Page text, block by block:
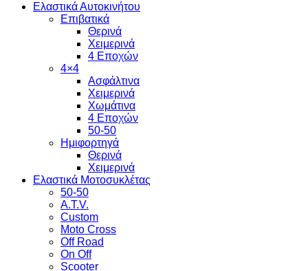
Ελαστικά Αυτοκινήτου
Επιβατικά
Θερινά
Χειμερινά
4 Εποχών
4×4
Ασφάλτινα
Χειμερινά
Χωμάτινα
4 Εποχών
50-50
Ημιφορτηγά
Θερινά
Χειμερινά
Ελαστικά Μοτοσυκλέτας
50-50
A.T.V.
Custom
Moto Cross
Off Road
On Off
Scooter